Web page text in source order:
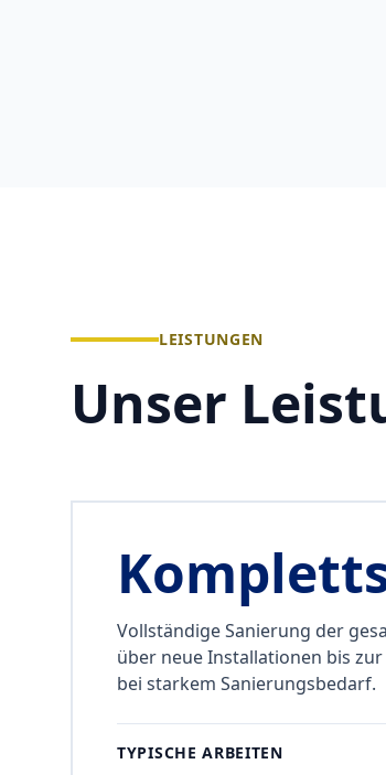
LEISTUNGEN
Unser
Vollständige Sanierung der
über neue Installationen bis
bei starkem Sanierungsbedarf.
TYPISCHE ARBEITEN